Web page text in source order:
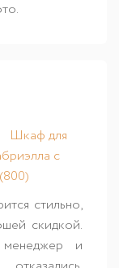
Шкаф для
с
стильно,
скидкой.
и